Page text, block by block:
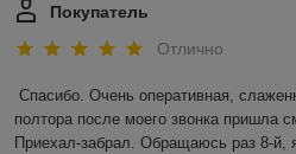
Покупатель
Отлично
Спасибо. Очень оперативная,
полтора после моего звонка пришла
Приехал-забрал. Обращаюсь раз 8-й,